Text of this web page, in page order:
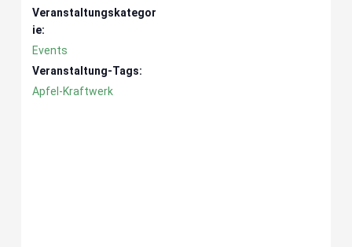
Veranstaltungskategor
ie:
Events
Veranstaltung-Tags:
Apfel-Kraftwerk